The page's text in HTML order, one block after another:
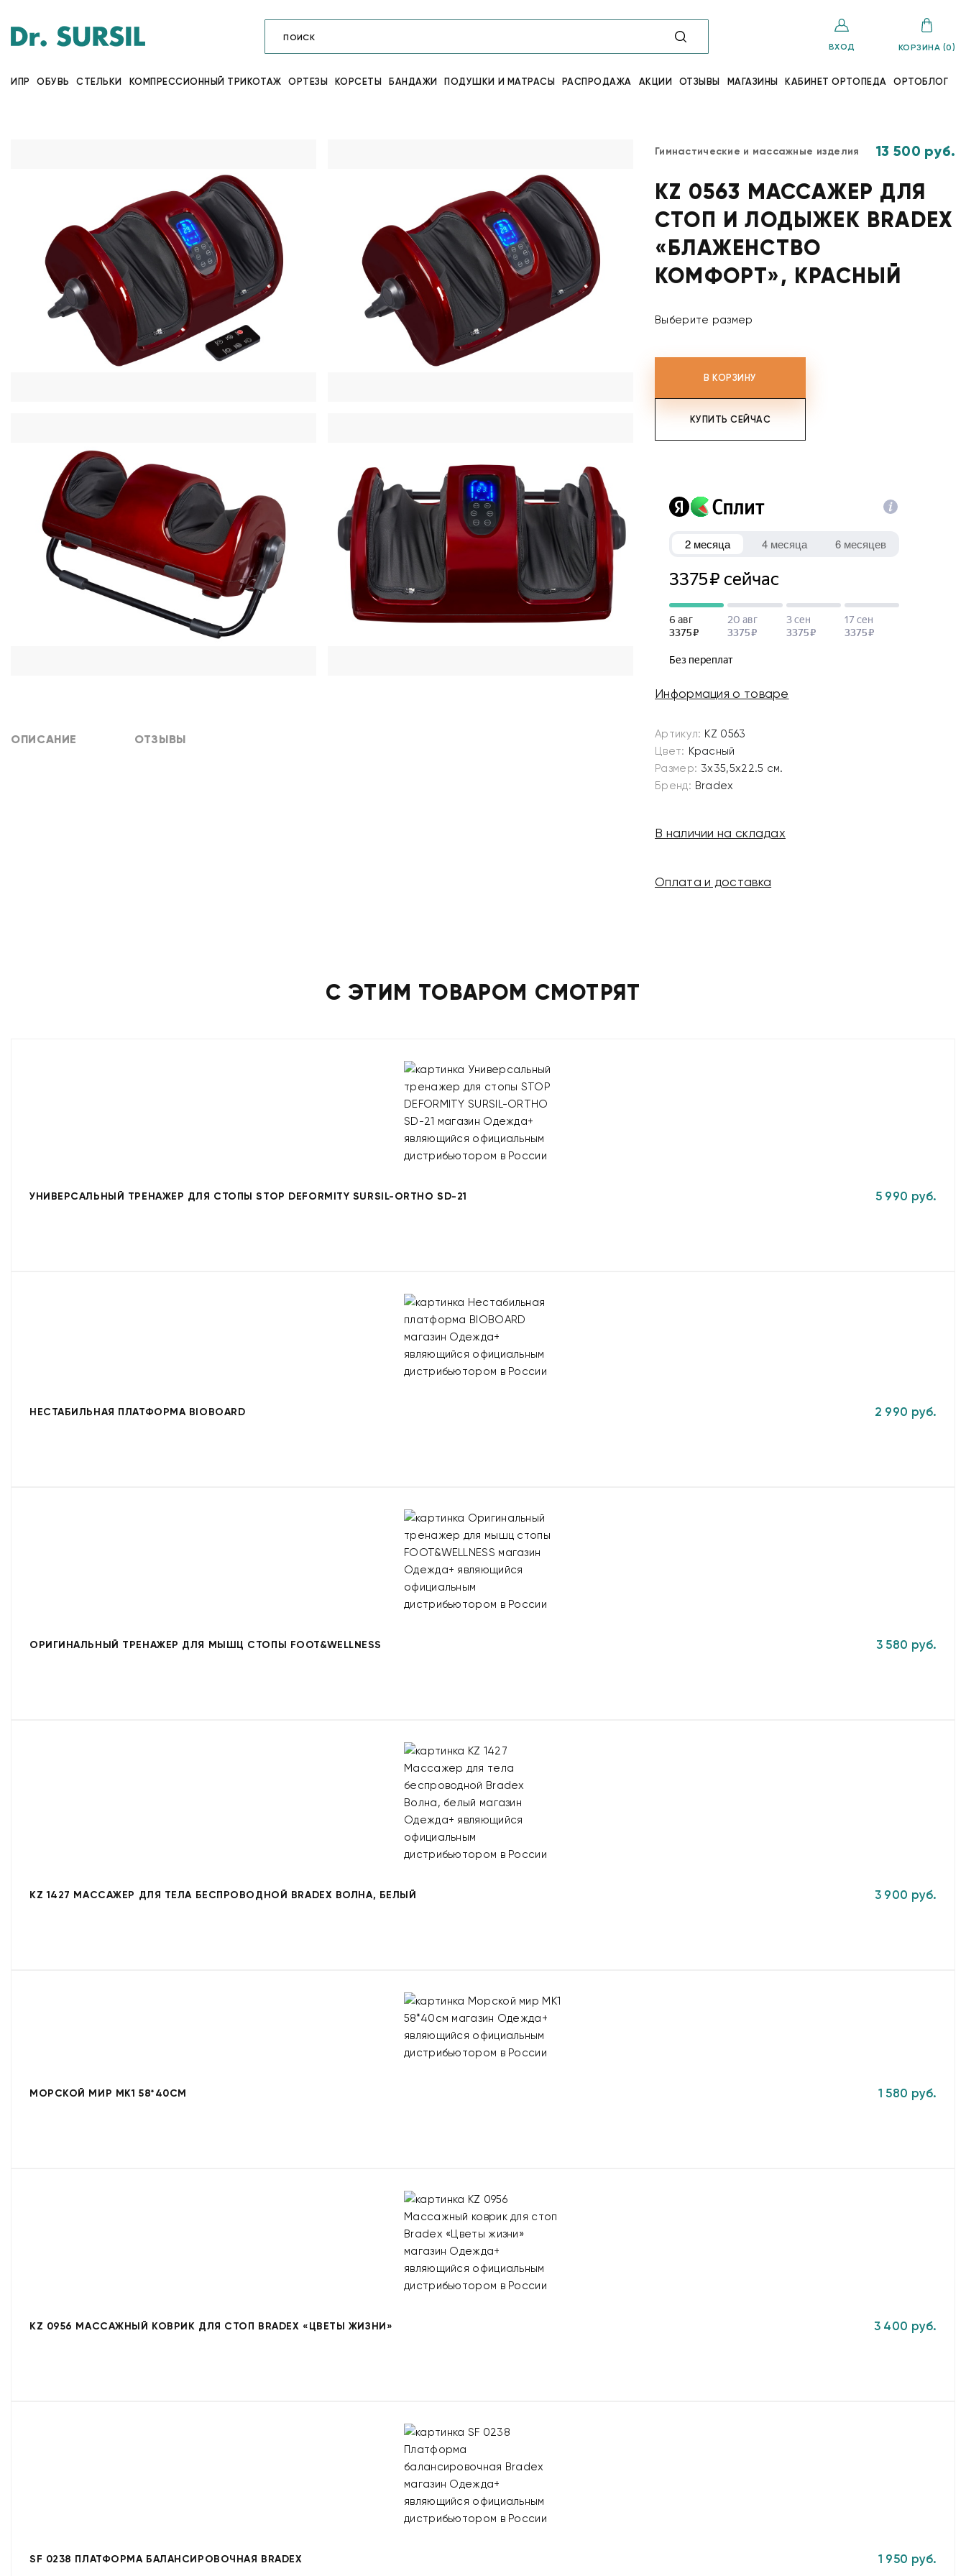
ВХОД КОРЗИНА (0)
ИПР ОБУВЬ СТЕЛЬКИ КОМПРЕССИОННЫЙ ТРИКОТАЖ ОРТЕЗЫ КОРСЕТЫ БАНДАЖИ ПОДУШКИ И МАТРАСЫ РАСПРОДАЖА АКЦИИ ОТЗЫВЫ МАГАЗИНЫ КАБИНЕТ ОРТОПЕДА ОРТОБЛОГ
ОПИСАНИЕ ОТЗЫВЫ
Гимнастические и массажные изделия 13 500 руб.
KZ 0563 МАССАЖЕР ДЛЯ
СТОП И ЛОДЫЖЕК BRADEX
«БЛАЖЕНСТВО
КОМФОРТ», КРАСНЫЙ
Выберите размер
В КОРЗИНУ
КУПИТЬ СЕЙЧАС
Информация о товаре
Артикул: KZ 0563
Цвет: Красный
Размер: 3x35,5x22.5 см.
Бренд: Bradex
В наличии на складах
Оплата и доставка
С ЭТИМ ТОВАРОМ СМОТРЯТ
УНИВЕРСАЛЬНЫЙ ТРЕНАЖЕР ДЛЯ СТОПЫ STOP DEFORMITY SURSIL-ORTHO SD-21 5 990 руб.
НЕСТАБИЛЬНАЯ ПЛАТФОРМА BIOBOARD 2 990 руб.
ОРИГИНАЛЬНЫЙ ТРЕНАЖЕР ДЛЯ МЫШЦ СТОПЫ FOOT&WELLNESS 3 580 руб.
KZ 1427 МАССАЖЕР ДЛЯ ТЕЛА БЕСПРОВОДНОЙ BRADEX ВОЛНА, БЕЛЫЙ 3 900 руб.
МОРСКОЙ МИР МК1 58*40СМ 1 580 руб.
KZ 0956 МАССАЖНЫЙ КОВРИК ДЛЯ СТОП BRADEX «ЦВЕТЫ ЖИЗНИ» 3 400 руб.
SF 0238 ПЛАТФОРМА БАЛАНСИРОВОЧНАЯ BRADEX 1 950 руб.